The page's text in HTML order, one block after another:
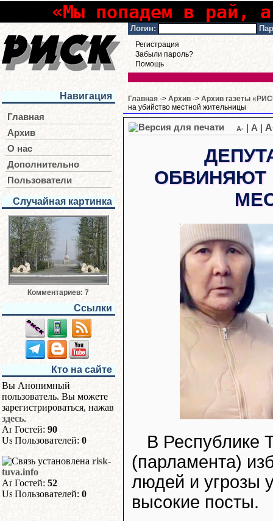
«Мы попадем в рай,
Логин:
Регистрация
Забыли пароль?
Помощь
Навигация
Главная
Архив
О нас
Дополнительно
Пользователи
Случайная картинка
Комментариев: 7
Ссылки
Кто на сайте
Вы Анонимный
пользователь. Вы можете
зарегистрироваться, нажав
здесь.
Гостей: 90
Пользователей: 0
risk-
tuva.info
Гостей: 52
Пользователей: 0
Главная -> Архив -> Архив газеты
на убийство местной жительницы
A- A
ОБВИНЯЮТ
В Республике
(парламента)
людей и угрозы
высокие посты.